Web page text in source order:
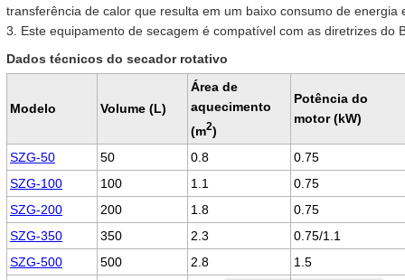
transferência de calor que resulta em um baixo consumo de
3. Este equipamento de secagem é compatível com as diretrizes do
Dados técnicos do secador rotativo
Modelo Volume (L)
Área de
aquecimento
(m2)
Potência do
motor (kW)
SZG-50 50 0.8
0.75
SZG-100
100 1.1
0.75
SZG-200
200 1.8
0.75
SZG-350
350 2.3
0.75/1.1
SZG-500
500 2.8
1.5